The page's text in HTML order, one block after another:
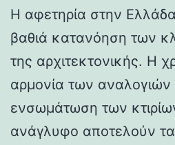
Η αφετηρία στην
βαθιά κατανόηση των
της αρχιτεκτονικής. Η
αρμονία των αναλογιών
ενσωμάτωση των
ανάγλυφο αποτελούν